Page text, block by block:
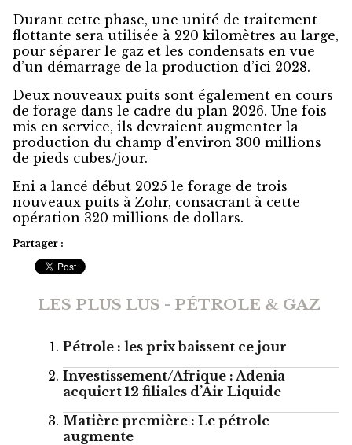
Durant cette phase, une unité de traitement
flottante sera utilisée à 220 kilomètres au large,
pour séparer le gaz et les condensats en vue
d’un démarrage de la production d’ici 2028.
Deux nouveaux puits sont également en cours
de forage dans le cadre du plan 2026. Une fois
mis en service, ils devraient augmenter la
production du champ d’environ 300 millions
de pieds cubes/jour.
Eni a lancé début 2025 le forage de trois
nouveaux puits à Zohr, consacrant à cette
opération 320 millions de dollars.
Partager :
LES PLUS LUS - PÉTROLE & GAZ
Pétrole : les prix baissent ce jour
Investissement/Afrique : Adenia
acquiert 12 filiales d’Air Liquide
Matière première : Le pétrole
augmente